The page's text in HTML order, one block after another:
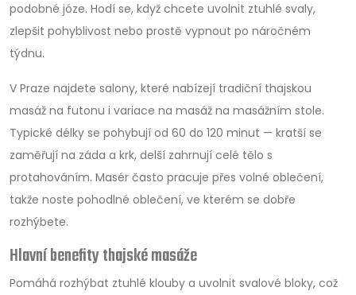
podobné józe. Hodí se, když chcete uvolnit ztuhlé svaly,
zlepšit pohyblivost nebo prostě vypnout po náročném
týdnu.
V Praze najdete salony, které nabízejí tradiční thajskou
masáž na futonu i variace na masáž na masážním stole.
Typické délky se pohybují od 60 do 120 minut — kratší se
zaměřují na záda a krk, delší zahrnují celé tělo s
protahováním. Masér často pracuje přes volné oblečení,
takže noste pohodlné oblečení, ve kterém se dobře
rozhýbete.
Hlavní benefity thajské masáže
Pomáhá rozhýbat ztuhlé klouby a uvolnit svalové bloky, což